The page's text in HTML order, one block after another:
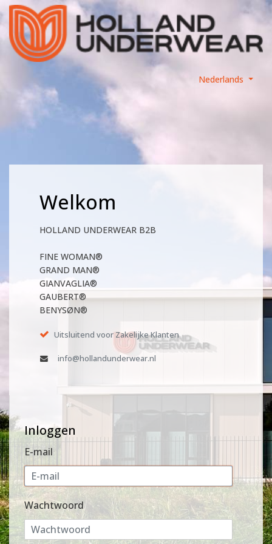
Nederlands
Welkom
HOLLAND UNDERWEAR B2B
FINE WOMAN®
GRAND MAN®
GIANVAGLIA®
GAUBERT®
BENYSØN®
Uitsluitend voor Zakelijke Klanten
info@hollandunderwear.nl
Inloggen
E-mail
Wachtwoord